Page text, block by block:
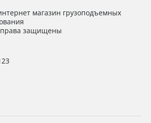
магазин грузоподъемных
права защищены